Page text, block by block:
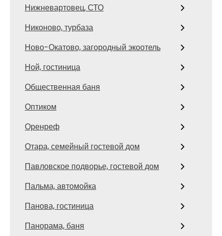
Нижневартовец, СТО
Никоново, турбаза
Ново-Окатово, загородный экоотель
Ной, гостиница
Общественная баня
Оптиком
Оренреф
Отара, семейный гостевой дом
Павловское подворье, гостевой дом
Пальма, автомойка
Панова, гостиница
Панорама, баня